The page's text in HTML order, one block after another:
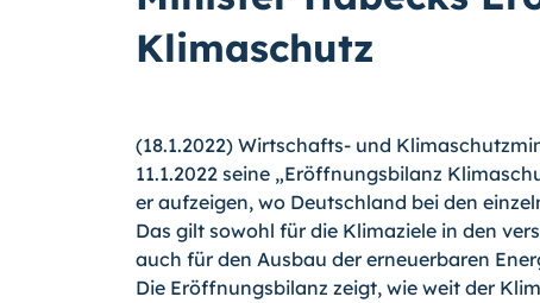
Klimaschutz
(18.1.2022) Wirtschafts- und
11.1.2022 seine „Eröffnungsbilanz
er aufzeigen, wo Deutschland bei den
Das gilt sowohl für die Klimaziele in den
auch für den Ausbau der erneuerbaren
Die Eröffnungsbilanz zeigt, wie weit der